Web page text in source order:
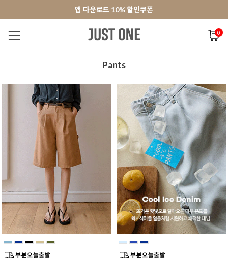
앱 다운로드 10% 할인쿠폰
회원가입 쿠폰 3000원
앱 다운로드 10% 할인쿠폰
회원가입 쿠폰 3000원
0
오늘출발Pants